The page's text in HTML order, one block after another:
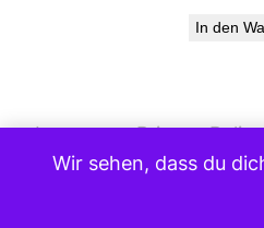
In den
ImpressumPrivacy Policy
Wir sehen, dass du